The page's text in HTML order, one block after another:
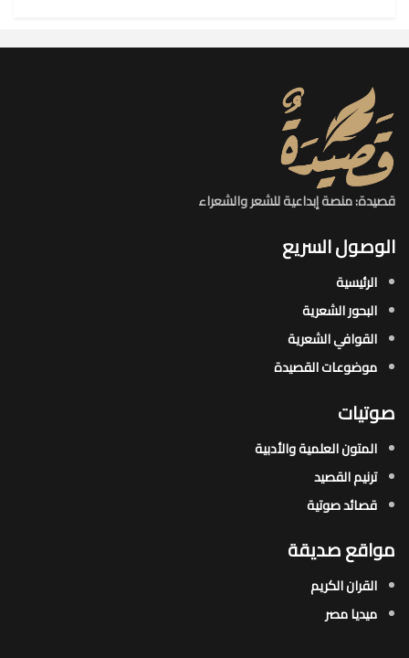
قصيدة: منصة إبداعية للشعر والشعراء
الوصول السريع
الرئيسية
البحور الشعرية​
القوافي الشعرية​
موضوعات القصيدة​
صوتيات
المتون العلمية والأدبية
ترنيم القصيد
قصائد صوتية
مواقع صديقة
القران الكريم
ميديا مصر